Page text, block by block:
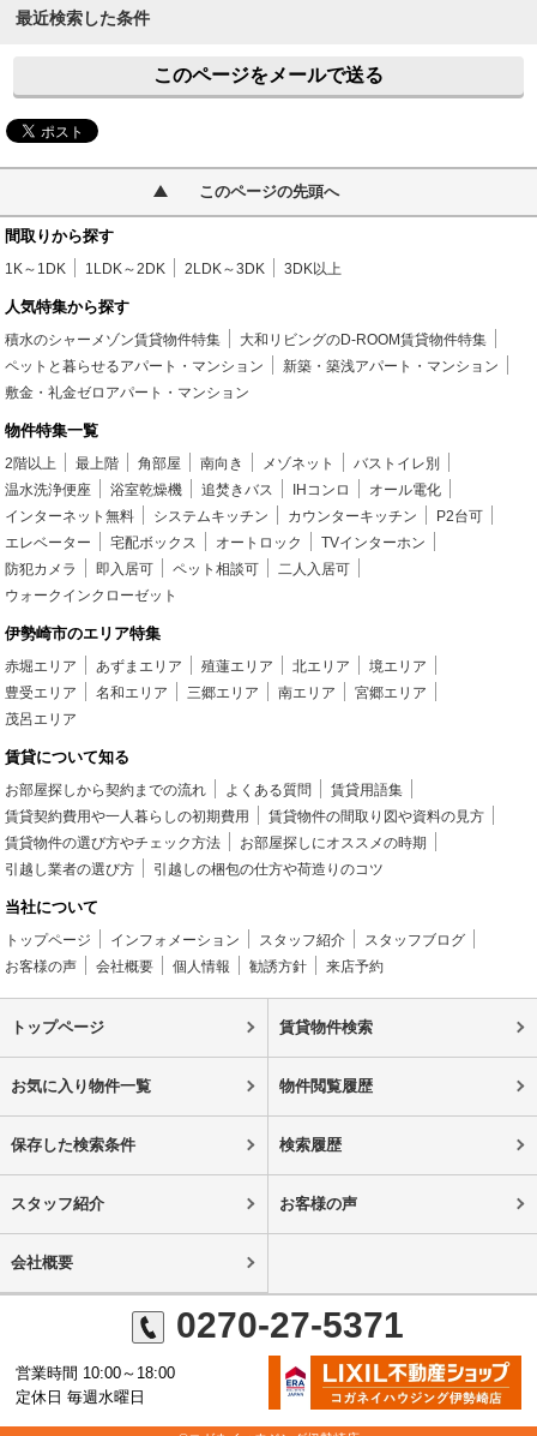
最近検索した条件
このページをメールで送る
このページの先頭へ
間取りから探す
1K～1DK 1LDK～2DK 2LDK～3DK 3DK以上
人気特集から探す
積水のシャーメゾン賃貸物件特集
大和リビングのD-ROOM賃貸物件特集
ペットと暮らせるアパート・マンション
新築・築浅アパート・マンション
敷金・礼金ゼロアパート・マンション
物件特集一覧
2階以上 最上階 角部屋 南向き メゾネット
バストイレ別
温水洗浄便座
浴室乾燥機 追焚きバス IHコンロ
オール電化
インターネット無料
システムキッチン カウンターキッチン
P2台可
エレベーター
宅配ボックス オートロック
TVインターホン
防犯カメラ
即入居可 ペット相談可
二人入居可
ウォークインクローゼット
伊勢崎市のエリア特集
赤堀エリア あずまエリア 殖蓮エリア 北エリア
境エリア
豊受エリア
名和エリア 三郷エリア 南エリア
宮郷エリア
茂呂エリア
賃貸について知る
お部屋探しから契約までの流れ よくある質問
賃貸用語集
賃貸契約費用や一人暮らしの初期費用
賃貸物件の間取り図や資料の見方
賃貸物件の選び方やチェック方法
お部屋探しにオススメの時期
引越し業者の選び方
引越しの梱包の仕方や荷造りのコツ
当社について
トップページ インフォメーション スタッフ紹介
スタッフブログ
お客様の声
会社概要 個人情報 勧誘方針 来店予約
トップページ 賃貸物件検索
お気に入り物件一覧 物件閲覧履歴
保存した検索条件 検索履歴
スタッフ紹介 お客様の声
会社概要
0270-27-5371
営業時間 10:00～18:00
定休日 毎週水曜日